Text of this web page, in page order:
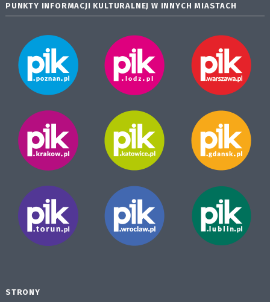
PUNKTY INFORMACJI KULTURALNEJ W INNYCH MIASTACH
STRONY